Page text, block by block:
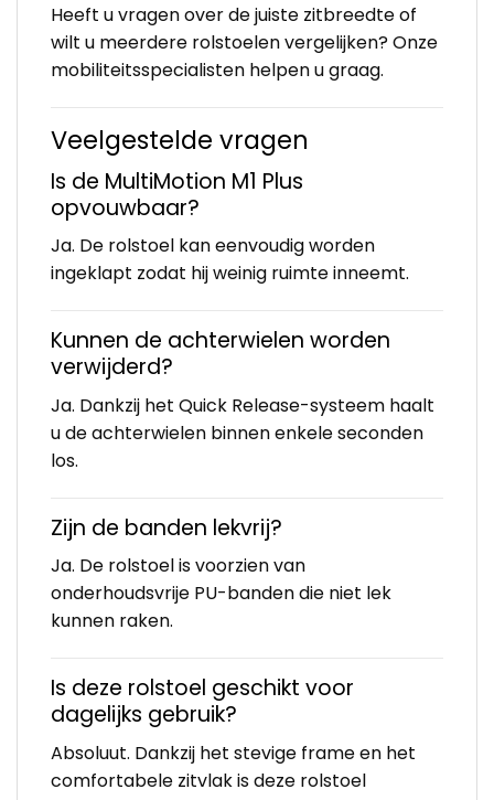
Heeft u vragen over de juiste zitbreedte of
wilt u meerdere rolstoelen vergelijken? Onze
mobiliteitsspecialisten helpen u graag.
Veelgestelde vragen
Is de MultiMotion M1 Plus
opvouwbaar?
Ja. De rolstoel kan eenvoudig worden
ingeklapt zodat hij weinig ruimte inneemt.
Kunnen de achterwielen worden
verwijderd?
Ja. Dankzij het Quick Release-systeem haalt
u de achterwielen binnen enkele seconden
los.
Zijn de banden lekvrij?
Ja. De rolstoel is voorzien van
onderhoudsvrije PU-banden die niet lek
kunnen raken.
Is deze rolstoel geschikt voor
dagelijks gebruik?
Absoluut. Dankzij het stevige frame en het
comfortabele zitvlak is deze rolstoel